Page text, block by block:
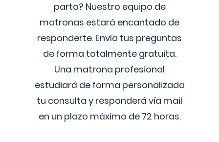
parto? Nuestro equipo de
matronas estará encantado de
responderte. Envía tus preguntas
de forma totalmente gratuita.
Una matrona profesional
estudiará de forma personalizada
tu consulta y responderá vía mail
en un plazo máximo de 72 horas.